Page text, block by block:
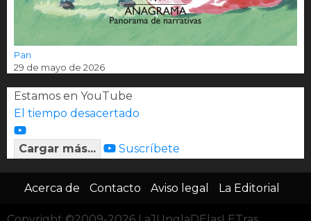
Pan
29 de mayo de 2026
Estamos en YouTube
El tiempo desacertado
Cargar más... Suscríbete
Acerca de Contacto Aviso legal La Editorial